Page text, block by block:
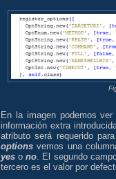
En la imagen podemos
información extra
atributo será requerido
options vemos una
yes ono . El segundo
tercero es el valor por